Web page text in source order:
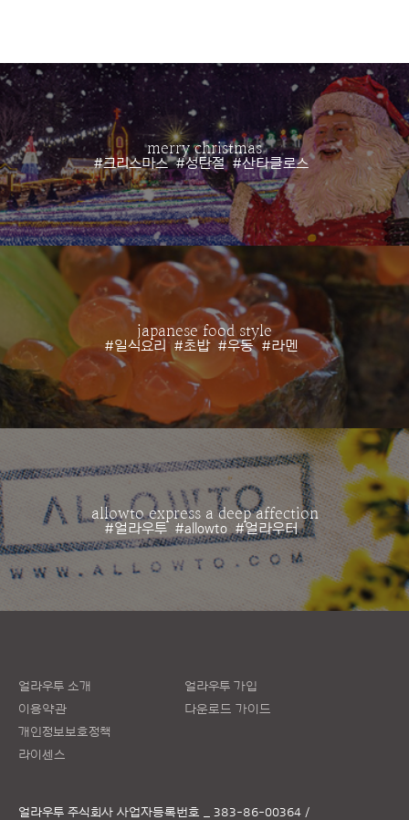
merry christmas
#크리스마스 #성탄절 #산타클로스
japanese food style
#일식요리 #초밥 #우동 #라멘
allowto express a deep affection
#얼라우투 #allowto #얼라우터
얼라우투 소개
이용약관
개인정보보호정책
라이센스
얼라우투 가입
다운로드 가이드
얼라우투 주식회사 사업자등록번호 _ 383-86-00364 /